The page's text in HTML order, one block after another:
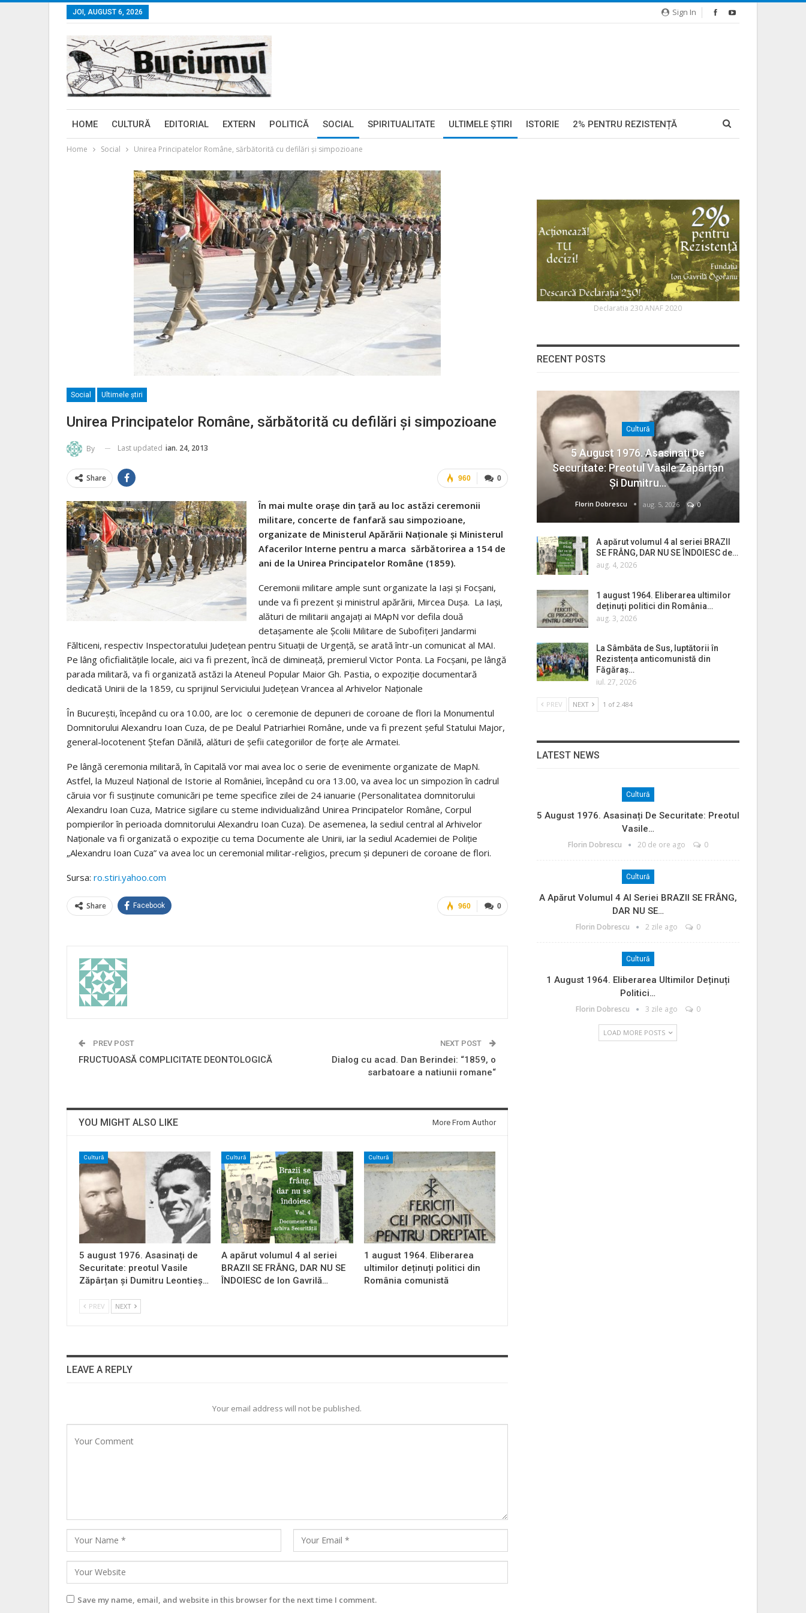
Sign In
JOI, AUGUST 6, 2026
HOME CULTURĂ EDITORIAL EXTERN POLITICĂ SOCIAL SPIRITUALITATE ULTIMELE ŞTIRI ISTORIE 2% PENTRU REZISTENȚĂ
Home Social Unirea Principatelor Române, sărbătorită cu defilări și simpozioane
Social Ultimele ştiri
Unirea Principatelor Române, sărbătorită cu defilări și simpozioane
By Last updated ian. 24, 2013
0
960
Share
În mai multe orașe din țară au loc astăzi ceremonii
militare, concerte de fanfară sau simpozioane,
organizate de Ministerul Apărării Naționale și Ministerul
Afacerilor Interne pentru a marca sărbătorirea a 154 de
ani de la Unirea Principatelor Române (1859).
Ceremonii militare ample sunt organizate la Iaşi şi Focşani,
unde va fi prezent și ministrul apărării, Mircea Duşa. La Iași,
alături de militarii angajați ai MApN vor defila două
detaşamente ale Şcolii Militare de Subofiţeri Jandarmi
Fălticeni, respectiv Inspectoratului Judeţean pentru Situaţii de Urgenţă, se arată într-un comunicat al MAI.
Pe lâng oficfialitățile locale, aici va fi prezent, încă de dimineață, premierul Victor Ponta. La Focşani, pe lângă
parada militară, va fi organizată astăzi la Ateneul Popular Maior Gh. Pastia, o expoziţie documentară
dedicată Unirii de la 1859, cu sprijinul Serviciului Judeţean Vrancea al Arhivelor Naţionale
În Bucureşti, începând cu ora 10.00, are loc o ceremonie de depuneri de coroane de flori la Monumentul
Domnitorului Alexandru Ioan Cuza, de pe Dealul Patriarhiei Române, unde va fi prezent șeful Statului Major,
general-locotenent Ştefan Dănilă, alături de şefii categoriilor de forţe ale Armatei.
Pe lângă ceremonia militară, în Capitală vor mai avea loc o serie de evenimente organizate de MapN.
Astfel, la Muzeul Naţional de Istorie al României, începând cu ora 13.00, va avea loc un simpozion în cadrul
căruia vor fi susţinute comunicări pe teme specifice zilei de 24 ianuarie (Personalitatea domnitorului
Alexandru Ioan Cuza, Matrice sigilare cu steme individualizând Unirea Principatelor Române, Corpul
pompierilor în perioada domnitorului Alexandru Ioan Cuza). De asemenea, la sediul central al Arhivelor
Naţionale va fi organizată o expoziţie cu tema Documente ale Unirii, iar la sediul Academiei de Poliţie
„Alexandru Ioan Cuza” va avea loc un ceremonial militar-religios, precum şi depuneri de coroane de flori.
Sursa: ro.stiri.yahoo.com
0
960
Share Facebook
PREV POST
FRUCTUOASĂ COMPLICITATE DEONTOLOGICĂ
NEXT POST
Dialog cu acad. Dan Berindei: “1859, o
sarbatoare a natiunii romane“
YOU MIGHT ALSO LIKE More From Author
Cultură
5 august 1976. Asasinați de
Securitate: preotul Vasile
Zăpârțan și Dumitru Leontieș…
Cultură
A apărut volumul 4 al seriei
BRAZII SE FRÂNG, DAR NU SE
ÎNDOIESC de Ion Gavrilă…
Cultură
1 august 1964. Eliberarea
ultimilor deținuți politici din
România comunistă
PREV NEXT
LEAVE A REPLY
Your email address will not be published.
Save my name, email, and website in this browser for the next time I comment.
Declaratia 230 ANAF 2020
RECENT POSTS
Cultură
5 August 1976. Asasinați De
Securitate: Preotul Vasile Zăpârțan
Și Dumitru…
Florin Dobrescu aug. 5, 2026 0
A apărut volumul 4 al seriei BRAZII
SE FRÂNG, DAR NU SE ÎNDOIESC de…
aug. 4, 2026
1 august 1964. Eliberarea ultimilor
deținuți politici din România…
aug. 3, 2026
La Sâmbăta de Sus, luptătorii în
Rezistența anticomunistă din
Făgăraș…
iul. 27, 2026
PREV NEXT 1 of 2.484
LATEST NEWS
Cultură
5 August 1976. Asasinați De Securitate: Preotul
Vasile…
Florin Dobrescu 20 de ore ago 0
Cultură
A Apărut Volumul 4 Al Seriei BRAZII SE FRÂNG,
DAR NU SE…
Florin Dobrescu 2 zile ago 0
Cultură
1 August 1964. Eliberarea Ultimilor Deținuți
Politici…
Florin Dobrescu 3 zile ago 0
LOAD MORE POSTS